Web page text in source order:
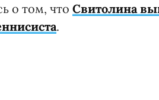
о том, что Свитолина
.